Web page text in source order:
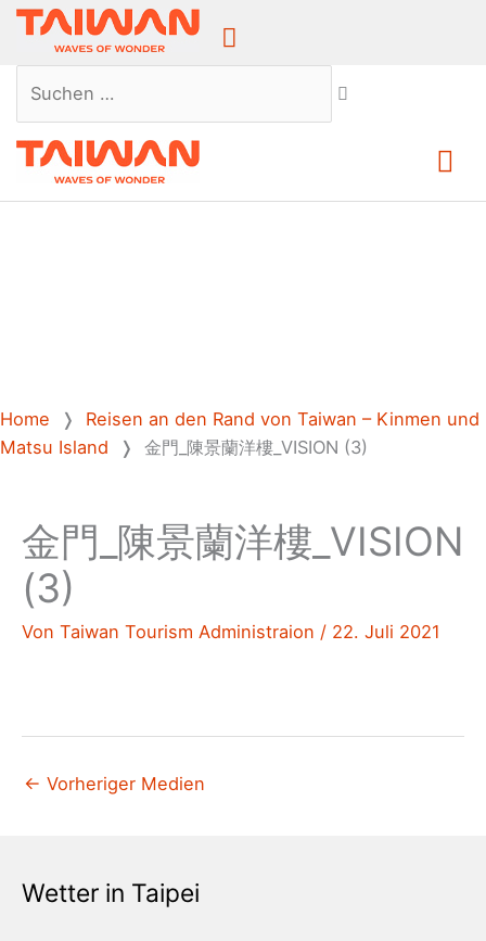
Above
Suchen …
Home ❭ Reisen an den Rand von Taiwan – Kinmen und
Matsu Island ❭ 金門_陳景蘭洋樓_VISION (3)
金門_陳景蘭洋樓_VISION
(3)
Von Taiwan Tourism Administraion / 22. Juli 2021
← Vorheriger Medien
Wetter in Taipei